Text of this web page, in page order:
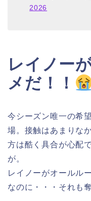
2026
レイノー
メだ！！
今シーズン唯一の希
場。接触はあまりな
方は酷く具合が心配
が。
レイノーがオールル
なのに・・・それも